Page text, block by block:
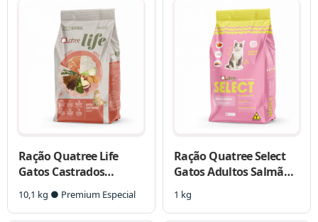
Ração Quatree Life
Gatos Castrados
Salmão e Arroz
10,1 kg ● Premium Especial
Ração Quatree Select
Gatos Adultos Salmão e
Arroz
1 kg